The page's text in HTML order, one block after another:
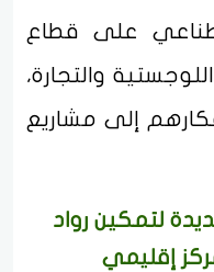
على قطاع
والتجارة،
إلى مشاريع
لتمكين رواد
إقليمي